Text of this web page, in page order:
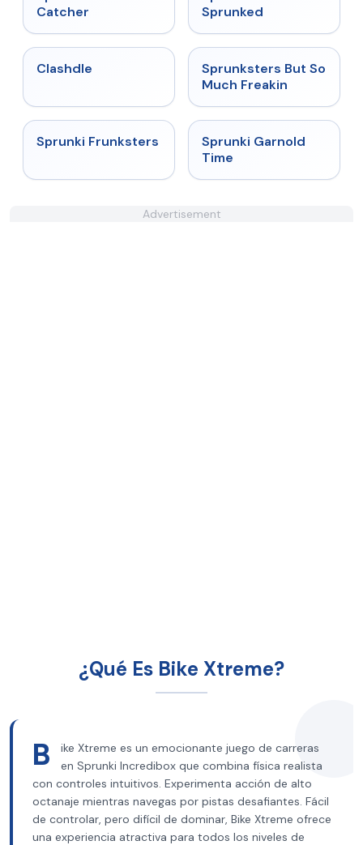
Catcher
Sprunked
Clashdle ★ 4.8
Sprunksters But So
Much Freakin
★ 4.7
Sprunki Frunksters ★
Sprunki Garnold
Time
Advertisement
¿Qué Es Bike Xtreme?
B
ike Xtreme es un emocionante juego de carreras
en Sprunki Incredibox que combina física realista
con controles intuitivos. Experimenta acción de alto
octanaje mientras navegas por pistas desafiantes. Fácil
de controlar, pero difícil de dominar, Bike Xtreme ofrece
una experiencia atractiva para todos los niveles de